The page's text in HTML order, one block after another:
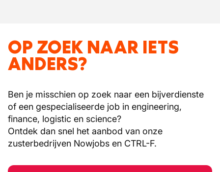
OP ZOEK NAAR IETS
ANDERS?
Ben je misschien op zoek naar een bijverdienste
of een gespecialiseerde job in engineering,
finance, logistic en science?
Ontdek dan snel het aanbod van onze
zusterbedrijven Nowjobs en CTRL-F.